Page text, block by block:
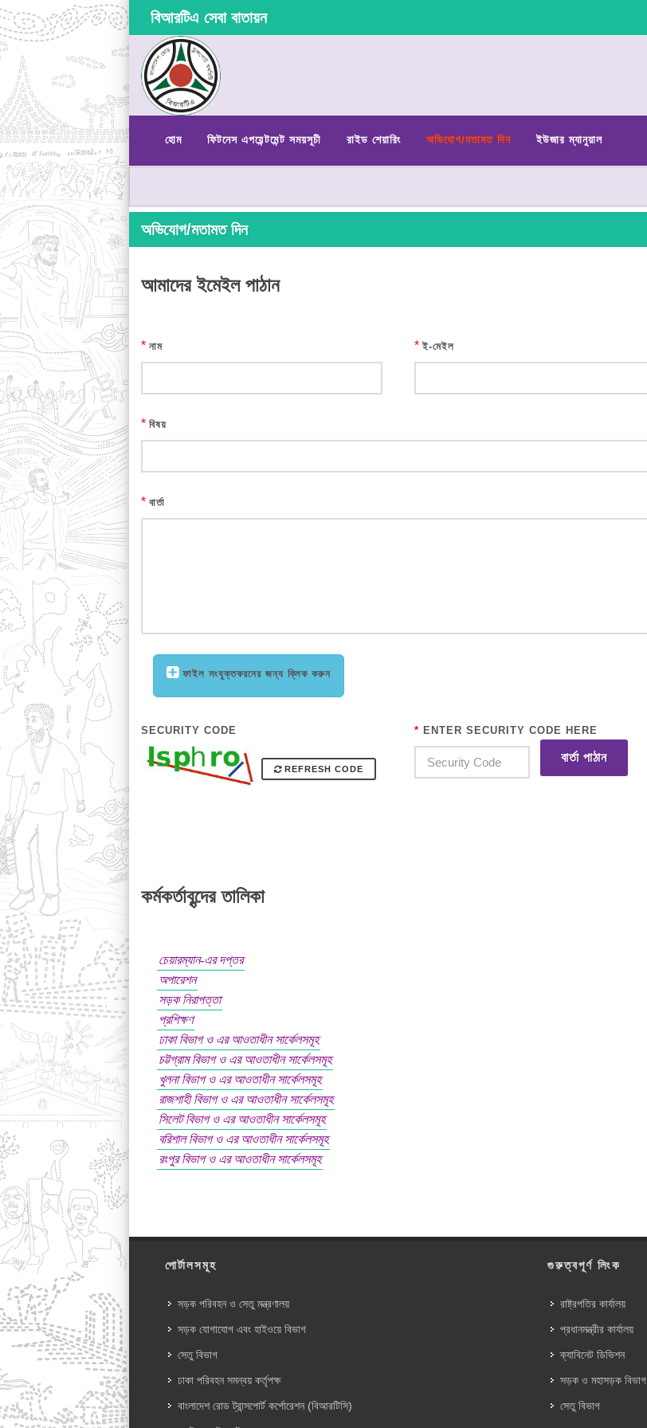
বিআরটিএ সেবা বাতায়ন
হোম ফিটনেস এপয়েন্টমেন্ট সময়সূচী রাইড শেয়ারিং অভিযোগ/মতামত দিন ইউজার ম্যানুয়াল
অভিযোগ/মতামত দিন
আমাদের ইমেইল পাঠান
* নাম * ই-মেইল
* বিষয়
* বার্তা
ফাইল সংযুক্তকরনের জন্য ক্লিক করুন
SECURITY CODE
REFRESH CODE
* ENTER SECURITY CODE HERE
বার্তা পাঠান
কর্মকর্তাবৃন্দের তালিকা
চেয়ারম্যান-এর দপ্তর
অপারেশন
সড়ক নিরাপত্তা
প্রশিক্ষণ
ঢাকা বিভাগ ও এর আওতাধীন সার্কেলসমূহ
চট্টগ্রাম বিভাগ ও এর আওতাধীন সার্কেলসমূহ
খুলনা বিভাগ ও এর আওতাধীন সার্কেলসমূহ
রাজশাহী বিভাগ ও এর আওতাধীন সার্কেলসমূহ
সিলেট বিভাগ ও এর আওতাধীন সার্কেলসমূহ
বরিশাল বিভাগ ও এর আওতাধীন সার্কেলসমূহ
রংপুর বিভাগ ও এর আওতাধীন সার্কেলসমূহ
পোর্টালসমূহ
সড়ক পরিবহন ও সেতু মন্ত্রণালয়
সড়ক যোগাযোগ এবং হাইওয়ে বিভাগ
সেতু বিভাগ
ঢাকা পরিবহন সমন্বয় কর্তৃপক্ষ
বাংলাদেশ রোড ট্রান্সপোর্ট কর্পোরেশন (বিআরটিসি)
গুরুত্বপূর্ণ লিংক
রাষ্ট্রপতির কার্যালয়
প্রধানমন্ত্রীর কার্যালয়
ক্যাবিনেট ডিভিশন
সড়ক ও মহাসড়ক বিভাগ
সেতু বিভাগ